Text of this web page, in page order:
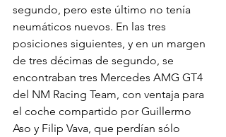
segundo, pero este último no tenía
neumáticos nuevos. En las tres
posiciones siguientes, y en un margen
de tres décimas de segundo, se
encontraban tres Mercedes AMG GT4
del NM Racing Team, con ventaja para
el coche compartido por Guillermo
Aso y Filip Vava, que perdían sólo